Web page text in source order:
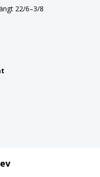
22/6–3/8